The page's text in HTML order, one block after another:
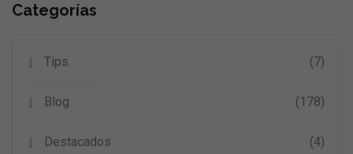
Categorías
Tips (7)
Blog (178)
Destacados (4)